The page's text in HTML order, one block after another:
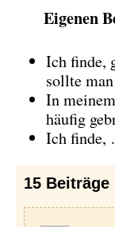
Eigenen
Ich finde,
sollte
In
häufig
Ich finde,
15 Beiträge